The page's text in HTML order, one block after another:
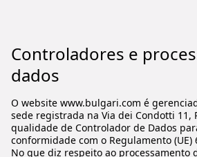
Controladores e
dados
O website www.bulgari.com é
sede registrada na Via dei Condotti 11,
qualidade de Controlador de Dados
conformidade com o Regulamento (UE)
No que diz respeito ao processamento